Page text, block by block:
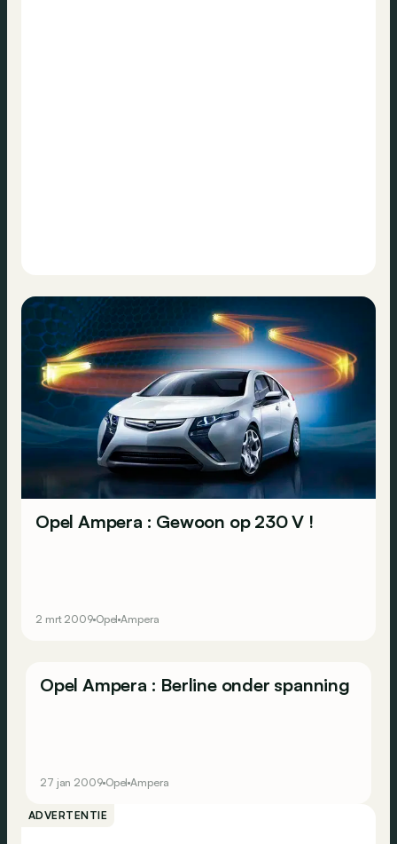
Opel Ampera : Gewoon op 230 V !
2 mrt 2009 Opel Ampera
Opel Ampera : Berline onder spanning
27 jan 2009 Opel Ampera
ADVERTENTIE